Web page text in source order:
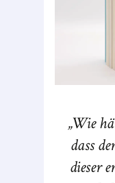
Wie
dass
dieser